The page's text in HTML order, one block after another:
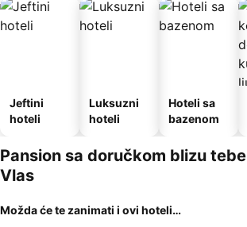
Jeftini
hoteli
Luksuzni
hoteli
Hoteli sa
bazenom
Pansion sa doručkom blizu
Vlas
Možda će te zanimati i ovi hoteli…